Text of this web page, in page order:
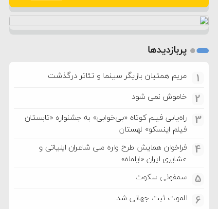
پربازدیدها
1 مریم همتیان بازیگر سینما و تئاتر درگذشت
2 خاموش نمی شود
3
راه‌یابی فیلم کوتاه «بی‌خوابی» به جشنواره «تابستان
فیلم اینسکو» لهستان
4
فراخوان همایش طرح واره ملی شاعران ایلیاتی و
عشایری ایران «ایلماه»
5 سمفونی سکوت
6 الموت ثبت جهانی شد